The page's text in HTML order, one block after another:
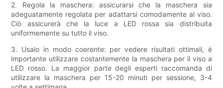
2. Regola la maschera: assicurarsi che la maschera sia
adeguatamente regolata per adattarsi comodamente al viso.
Ciò assicurerà che la luce a LED rossa sia distribuita
uniformemente su tutto il viso.
3. Usalo in modo coerente: per vedere risultati ottimali, è
importante utilizzare costantemente la maschera per il viso a
LED rosso. La maggior parte degli esperti raccomanda di
utilizzare la maschera per 15-20 minuti per sessione, 3-4